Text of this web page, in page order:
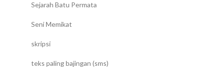
Sejarah Batu Permata
Seni Memikat
skripsi
teks paling bajingan (sms)